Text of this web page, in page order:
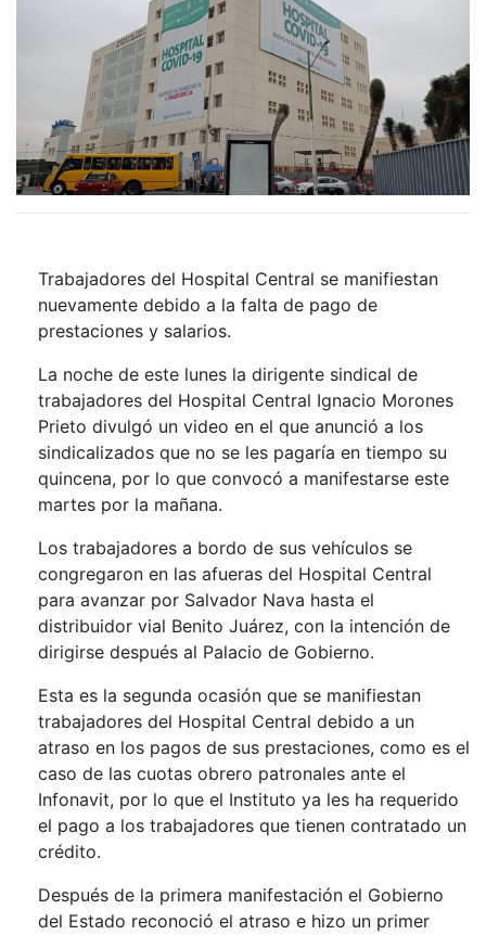
Trabajadores del Hospital Central se manifiestan
nuevamente debido a la falta de pago de
prestaciones y salarios.
La noche de este lunes la dirigente sindical de
trabajadores del Hospital Central Ignacio Morones
Prieto divulgó un video en el que anunció a los
sindicalizados que no se les pagaría en tiempo su
quincena, por lo que convocó a manifestarse este
martes por la mañana.
Los trabajadores a bordo de sus vehículos se
congregaron en las afueras del Hospital Central
para avanzar por Salvador Nava hasta el
distribuidor vial Benito Juárez, con la intención de
dirigirse después al Palacio de Gobierno.
Esta es la segunda ocasión que se manifiestan
trabajadores del Hospital Central debido a un
atraso en los pagos de sus prestaciones, como es el
caso de las cuotas obrero patronales ante el
Infonavit, por lo que el Instituto ya les ha requerido
el pago a los trabajadores que tienen contratado un
crédito.
Después de la primera manifestación el Gobierno
del Estado reconoció el atraso e hizo un primer